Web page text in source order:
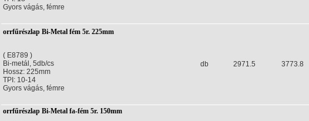
Gyors vágás, fémre
orrfűrészlap Bi-Metal fém 5r. 225mm
db 2971.5 3773.8
( E8789 )
Bi-metál, 5db/cs
Hossz: 225mm
TPI: 10-14
Gyors vágás, fémre
orrfűrészlap Bi-Metal fa-fém 5r. 150mm